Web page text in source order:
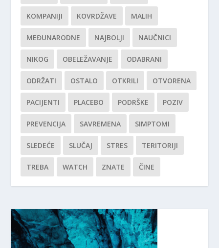
KOMPANIJI KOVRDŽAVE MALIH
MEĐUNARODNE NAJBOLJI NAUČNICI
NIKOG OBELEŽAVANJE ODABRANI
ODRŽATI OSTALO OTKRILI OTVORENA
PACIJENTI PLACEBO PODRŠKE POZIV
PREVENCIJA SAVREMENA SIMPTOMI
SLEDEĆE SLUČAJ STRES TERITORIJI
TREBA WATCH ZNATE ČINE